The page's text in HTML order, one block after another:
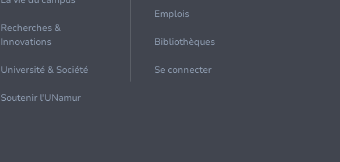
Recherches &
Innovations
Université & Société
Soutenir l'UNamur
Emplois
Bibliothèques
Se connecter